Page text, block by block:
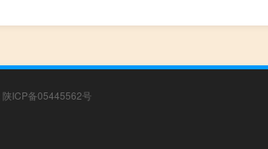
陕ICP备05445562号